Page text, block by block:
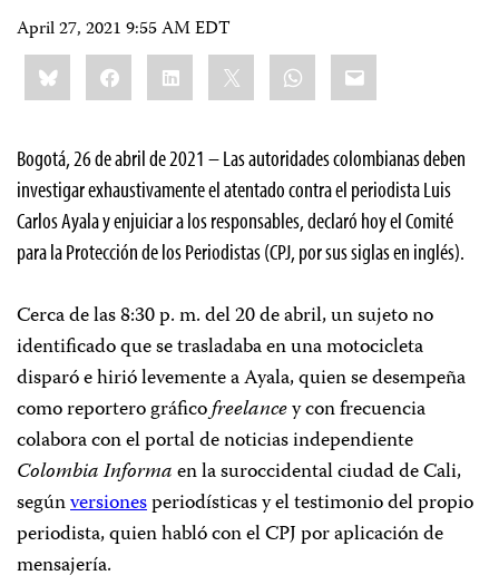
April 27, 2021 9:55 AM EDT
Share
this:BlueskyFacebookLinkedIn WhatsApp
Email
Bogotá, 26 de abril de 2021 – Las autoridades colombianas deben
investigar exhaustivamente el atentado contra el periodista Luis
Carlos Ayala y enjuiciar a los responsables, declaró hoy el Comité
para la Protección de los Periodistas (CPJ, por sus siglas en inglés).
Cerca de las 8:30 p. m. del 20 de abril, un sujeto no
identificado que se trasladaba en una motocicleta
disparó e hirió levemente a Ayala, quien se desempeña
como reportero gráficofreelancey con frecuencia
colabora con el portal de noticias independiente
Colombia Informaen la suroccidental ciudad de Cali,
segúnversionesperiodísticas y el testimonio del propio
periodista, quien habló con el CPJ por aplicación de
mensajería.